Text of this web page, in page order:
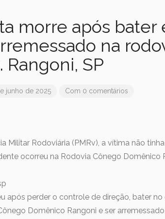
morre após bater
na
Rangoni, SP
junho de 2025 Com 0 comentários
Militar Rodoviária (PMRv), a vítima não
ocorreu na Rodovia Cônego Domênico
após perder o controle de direção, bater
Domênico Rangoni e ser